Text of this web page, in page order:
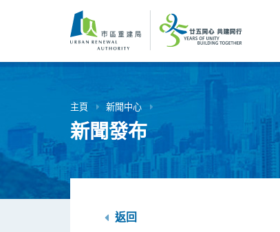
內
主頁 新聞中心
新聞發布
返回